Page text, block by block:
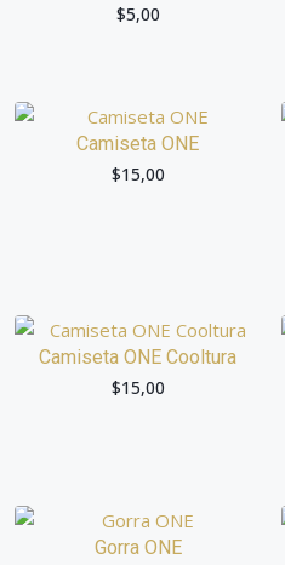
$5,00
Camiseta ONE
$15,00
Camiseta ONE Cooltura
$15,00
Gorra ONE